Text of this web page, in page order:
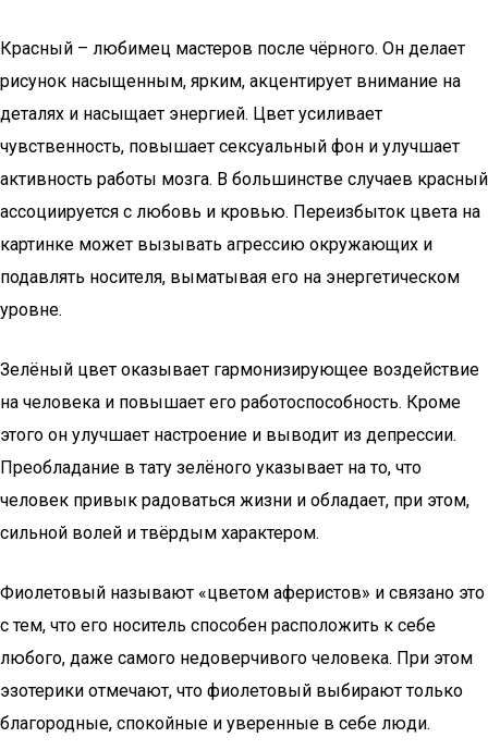
Красный – любимец мастеров после чёрного. Он делает
рисунок насыщенным, ярким, акцентирует внимание на
деталях и насыщает энергией. Цвет усиливает
чувственность, повышает сексуальный фон и улучшает
активность работы мозга. В большинстве случаев красный
ассоциируется с любовь и кровью. Переизбыток цвета на
картинке может вызывать агрессию окружающих и
подавлять носителя, выматывая его на энергетическом
уровне.
Зелёный цвет оказывает гармонизирующее воздействие
на человека и повышает его работоспособность. Кроме
этого он улучшает настроение и выводит из депрессии.
Преобладание в тату зелёного указывает на то, что
человек привык радоваться жизни и обладает, при этом,
сильной волей и твёрдым характером.
Фиолетовый называют «цветом аферистов» и связано это
с тем, что его носитель способен расположить к себе
любого, даже самого недоверчивого человека. При этом
эзотерики отмечают, что фиолетовый выбирают только
благородные, спокойные и уверенные в себе люди.